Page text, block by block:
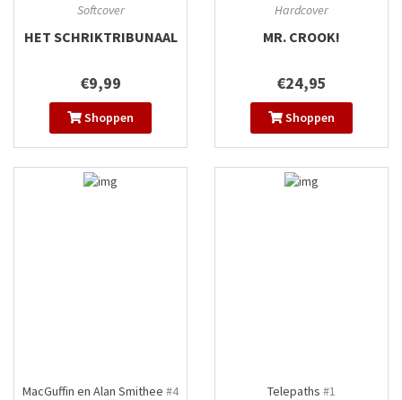
Softcover
HET SCHRIKTRIBUNAAL
€9,99
Shoppen
Hardcover
MR. CROOK!
€24,95
Shoppen
MacGuffin en Alan Smithee #4
Telepaths #1